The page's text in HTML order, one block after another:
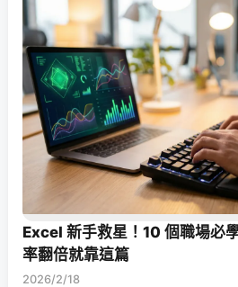
Excel 新手救星！10 個職場必
率翻倍就靠這篇
2026/2/18